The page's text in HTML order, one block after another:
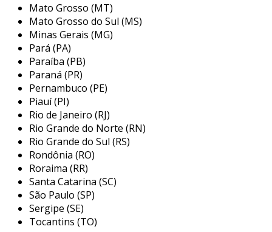
principais aplicações do selo
mecânico simples
o selo mecânico simples é amplamente
utilizado em várias indústrias devido à sua
confiabilidade e baixo custo de manutenção.
entre as principais aplicações, incluem-se:
bombas de água:
de irrigação, saneamento e aquecimento,
sua simplicidade garante uma vedação
eficiente, prevenindo vazamentos
indesejados.
compressores: em sistemas de
refrigeração e ar condicionados, o selo
mecânico simples é fundamental para
Mato Grosso (MT)
Mato Grosso do Sul (MS)
Minas Gerais (MG)
Pará (PA)
Paraíba (PB)
Paraná (PR)
Pernambuco (PE)
Piauí (PI)
Rio de Janeiro (RJ)
Rio Grande do Norte (RN)
Rio Grande do Sul (RS)
Rondônia (RO)
Roraima (RR)
Santa Catarina (SC)
São Paulo (SP)
Sergipe (SE)
Tocantins (TO)